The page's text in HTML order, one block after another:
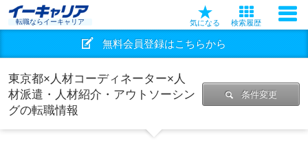
転職ならイーキャリア 気になる 検索履歴
無料会員登録はこちらから
東京都×人材コーディネーター×人
材派遣・人材紹介・アウトソーシン
グの転職情報
条件変更